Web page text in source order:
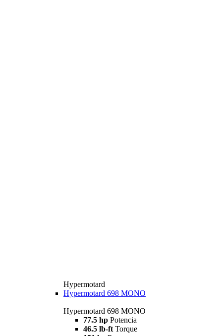
Hypermotard
Hypermotard 698 MONO
Hypermotard 698 MONO
77.5 hp Potencia
46.5 lb-ft Torque